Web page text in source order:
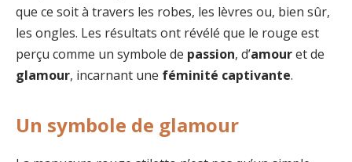
que ce soit à travers les robes, les lèvres ou, bien sûr,
les ongles. Les résultats ont révélé que le rouge est
perçu comme un symbole de passion, d’amouret de
glamour, incarnant une féminité captivante.
Un symbole de glamour